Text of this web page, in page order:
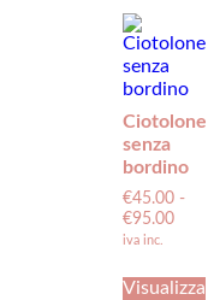
Ciotolone
senza
bordino
€45.00 -
€95.00
iva inc.
Visualizza